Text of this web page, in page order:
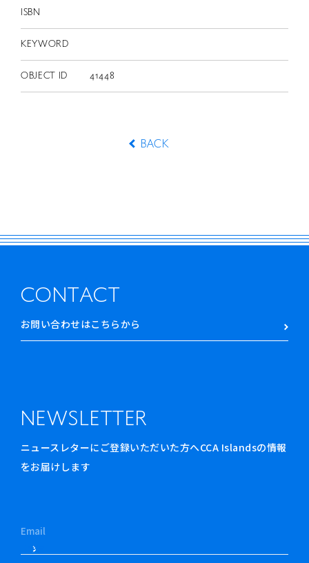
ISBN
KEYWORD
OBJECT ID 41448
BACK
CONTACT
お問い合わせはこちらから
NEWSLETTER
ニュースレターにご登録いただいた方へCCA Islandsの情報
をお届けします